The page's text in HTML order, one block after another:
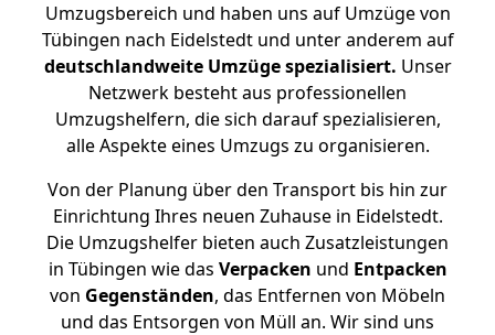
Umzugsbereich und haben uns auf Umzüge von
Tübingen nach Eidelstedt und unter anderem auf
deutschlandweite Umzüge spezialisiert. Unser
Netzwerk besteht aus professionellen
Umzugshelfern, die sich darauf spezialisieren,
alle Aspekte eines Umzugs zu organisieren.
Von der Planung über den Transport bis hin zur
Einrichtung Ihres neuen Zuhause in Eidelstedt.
Die Umzugshelfer bieten auch Zusatzleistungen
in Tübingen wie das Verpacken und Entpacken
von Gegenständen, das Entfernen von Möbeln
und das Entsorgen von Müll an. Wir sind uns